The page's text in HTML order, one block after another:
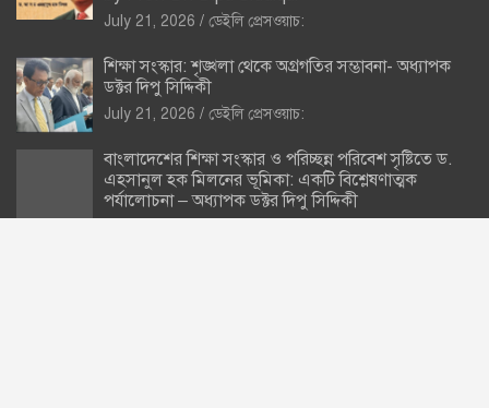
July 21, 2026 ডেইলি প্রেসওয়াচ:
শিক্ষা সংস্কার: শৃঙ্খলা থেকে অগ্রগতির সম্ভাবনা- অধ্যাপক
ডক্টর দিপু সিদ্দিকী
July 21, 2026 ডেইলি প্রেসওয়াচ:
বাংলাদেশের শিক্ষা সংস্কার ও পরিচ্ছন্ন পরিবেশ সৃষ্টিতে ড.
এহসানুল হক মিলনের ভূমিকা: একটি বিশ্লেষণাত্মক
পর্যালোচনা – অধ্যাপক ডক্টর দিপু সিদ্দিকী